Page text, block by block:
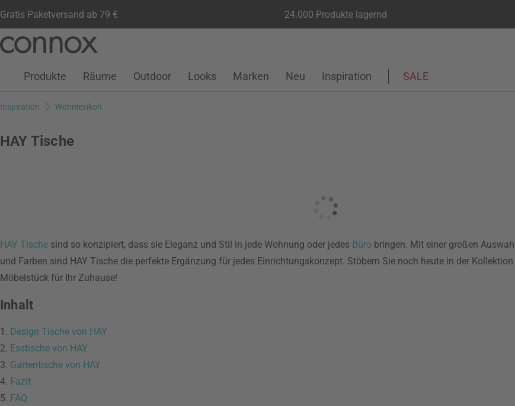
Gratis Paketversand ab 79 € 24.000 Produkte lagernd
Seiteninhalt
Suchfeld
Kundenkonto
Wunschliste
Warenkorb
Produkte Räume Outdoor Looks Marken Neu Inspiration SALE
Inspiration Wohnlexikon
HAY Tische
HAY Tische sind so konzipiert, dass sie Eleganz und Stil in jede Wohnung oder jedes Büro bringen. Mit einer großen
und Farben sind HAY Tische die perfekte Ergänzung für jedes Einrichtungskonzept. Stöbern Sie noch heute in der
Möbelstück für Ihr Zuhause!
Inhalt
1. Design Tische von HAY
2. Esstische von HAY
3. Gartentische von HAY
4. Fazit
5. FAQ